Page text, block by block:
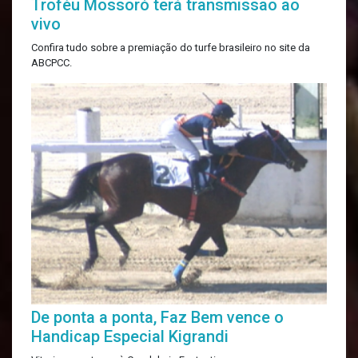
Troféu Mossoró terá transmissão ao
vivo
Confira tudo sobre a premiação do turfe brasileiro no site da
ABCPCC.
De ponta a ponta, Faz Bem vence o
Handicap Especial Kigrandi